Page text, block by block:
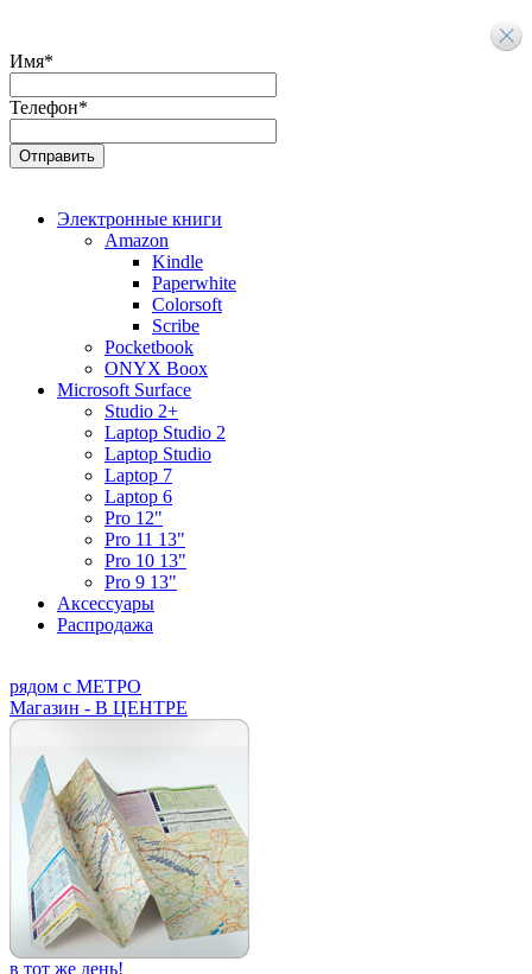
Имя*
Телефон*
Электронные книги
Amazon
Kindle
Paperwhite
Colorsoft
Scribe
Pocketbook
ONYX Boox
Microsoft Surface
Studio 2+
Laptop Studio 2
Laptop Studio
Laptop 7
Laptop 6
Pro 12"
Pro 11 13"
Pro 10 13"
Pro 9 13"
Аксессуары
Распродажа
рядом с МЕТРО
Магазин - В ЦЕНТРЕ
в тот же день!